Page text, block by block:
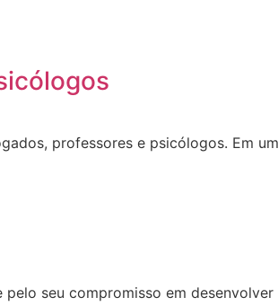
professores e psicólogos. Em
seu compromisso em